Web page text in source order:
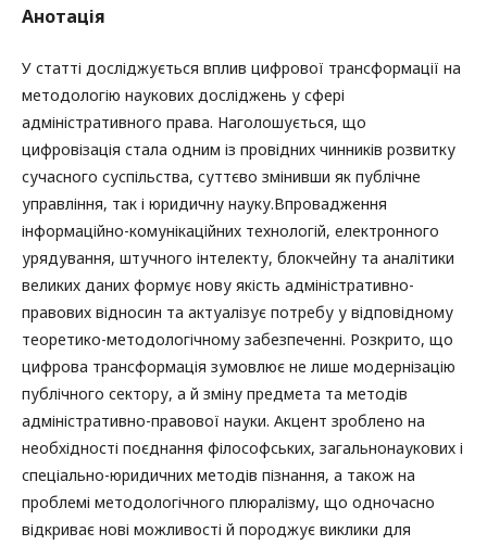
Анотація
У статті досліджується вплив цифрової трансформації на
методологію наукових досліджень у сфері
адміністративного права. Наголошується, що
цифровізація стала одним із провідних чинників розвитку
сучасного суспільства, суттєво змінивши як публічне
управління, так і юридичну науку.Впровадження
інформаційно-комунікаційних технологій, електронного
урядування, штучного інтелекту, блокчейну та аналітики
великих даних формує нову якість адміністративно-
правових відносин та актуалізує потребу у відповідному
теоретико-методологічному забезпеченні. Розкрито, що
цифрова трансформація зумовлює не лише модернізацію
публічного сектору, а й зміну предмета та методів
адміністративно-правової науки. Акцент зроблено на
необхідності поєднання філософських, загальнонаукових і
спеціально-юридичних методів пізнання, а також на
проблемі методологічного плюралізму, що одночасно
відкриває нові можливості й породжує виклики для